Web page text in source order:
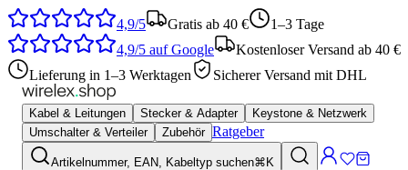
4,9/5 Gratis ab 40 €
1–3 Tage
4,9/5 auf Google
Kostenloser Versand ab 40 €
Lieferung in 1–3 Werktagen
Sicherer Versand mit DHL
Kabel & Leitungen Stecker & Adapter
Keystone & Netzwerk
Umschalter & Verteiler
Zubehör Ratgeber
Artikelnummer, EAN, Kabeltyp suchen⌘K